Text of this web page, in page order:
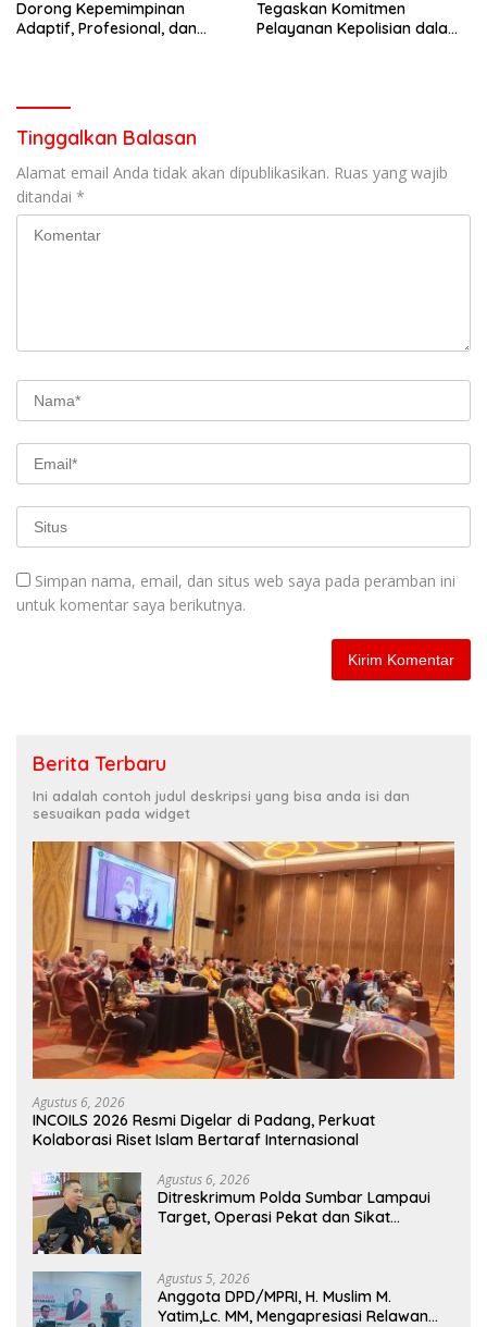
Dorong Kepemimpinan
Adaptif, Profesional, dan
Tegaskan Komitmen
Pelayanan Kepolisian dalam
Tinggalkan Balasan
Alamat email Anda tidak akan dipublikasikan. Ruas yang wajib
ditandai *
Simpan nama, email, dan situs web saya pada peramban ini
untuk komentar saya berikutnya.
Berita Terbaru
Ini adalah contoh judul deskripsi yang bisa anda isi dan
sesuaikan pada widget
Agustus 6, 2026
INCOILS 2026 Resmi Digelar di Padang, Perkuat
Kolaborasi Riset Islam Bertaraf Internasional
Agustus 6, 2026
Ditreskrimum Polda Sumbar Lampaui
Target, Operasi Pekat dan Sikat
Agustus 5, 2026
Anggota DPD/MPRI, H. Muslim M.
Yatim,Lc. MM, Mengapresiasi Relawan